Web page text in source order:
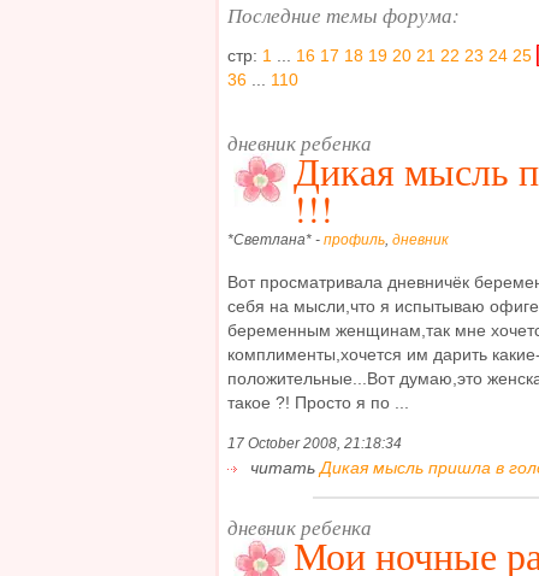
Последние темы форума:
стр: 1 16 17 18 19 20 21 22 23 24 25
36
110
дневник ребенка
Дикая мысль
!!!
*Светлана* - профиль, дневник
Вот просматривала дневничёк
себя на мысли,что я испытываю
беременным женщинам,так мне
комплименты,хочется им дарить
положительные...Вот думаю,это
такое ?! Просто я по ...
17 October 2008, 21:18:34
читать Дикая мысль пришла в
дневник ребенка
Мои ночные